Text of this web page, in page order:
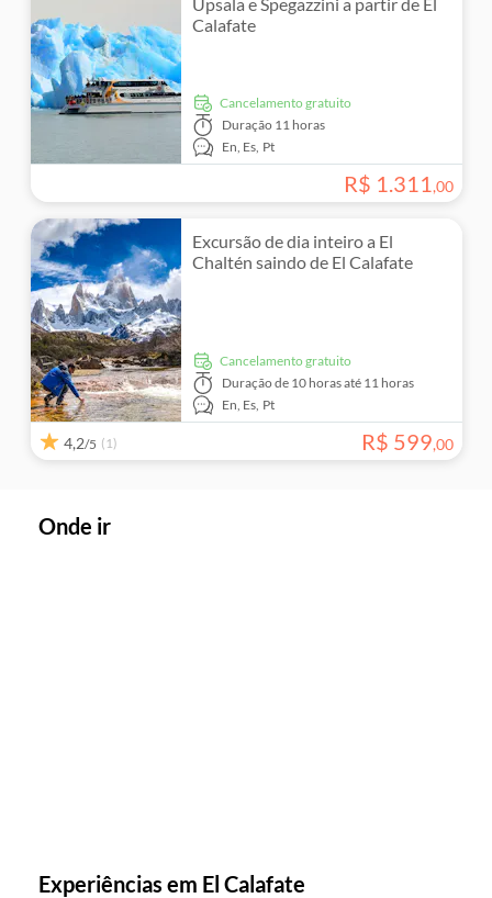
Calafate
Cancelamento gratuito
Duração 11 horas
En, Es, Pt
R$ 1 311 ,00
Excursão de dia inteiro a El
Chaltén saindo de El Calafate
Cancelamento gratuito
Duraçãode 10 horas até 11 horas
En, Es, Pt
4,2/5 (1) R$ 599,00
Onde ir
Experiências em El Calafate